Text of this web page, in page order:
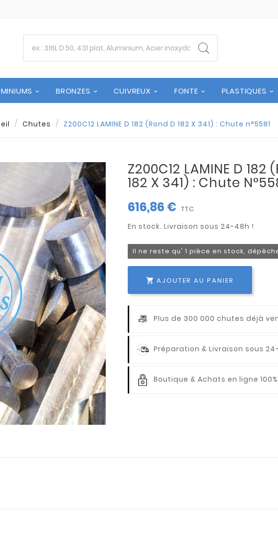
BRONZES CUIVREUX FONTE PLASTIQUES
Chutes Z200C12 LAMINE D 182 (Rond D 182 X 341) : Chute n°5581
Z200C12 LAMINE D 182
182 X 341) : Chute
616,86 € TTC
Il ne reste qu' 1 pièce en stock,
 AJOUTER AU PANIER
Plus de 300 000 chutes déjà
Préparation & Livraison sous
Boutique & Achats en ligne